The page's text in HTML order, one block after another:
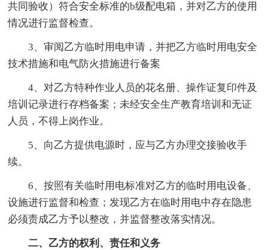
共同验收）符合安全标准的b级配电箱，并对乙方的使用
情况进行监督检查。
3、审阅乙方临时用电申请，并把乙方临时用电安全
技术措施和电气防火措施进行备案
4、对乙方特种作业人员的花名册、操作证复印件及
培训记录进行存档备案；未经安全生产教育培训和无证
人员，不得上岗作业。
5、向乙方提供电源时，应与乙方办理交接验收手
续。
6、按照有关临时用电标准对乙方的临时用电设备、
设施进行监督和检查；发现乙方在临时用电中存在隐患
必须责成乙方予以整改，并监督整改落实情况。
二、乙方的权利、责任和义务